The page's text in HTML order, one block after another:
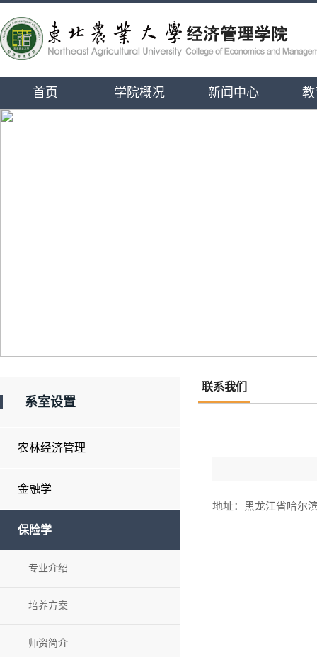
首页 学院概况 新闻中心
系室设置
农林经济管理
金融学
保险学
专业介绍
培养方案
师资简介
联系我们
地址：黑龙江省哈尔